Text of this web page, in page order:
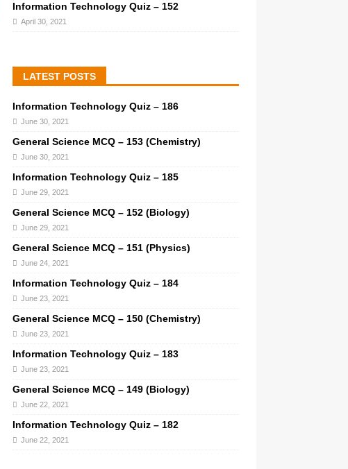
Information Technology Quiz – 152
April 30, 2021
LATEST POSTS
Information Technology Quiz – 186
June 30, 2021
General Science MCQ – 153 (Chemistry)
June 30, 2021
Information Technology Quiz – 185
June 29, 2021
General Science MCQ – 152 (Biology)
June 29, 2021
General Science MCQ – 151 (Physics)
June 24, 2021
Information Technology Quiz – 184
June 23, 2021
General Science MCQ – 150 (Chemistry)
June 23, 2021
Information Technology Quiz – 183
June 23, 2021
General Science MCQ – 149 (Biology)
June 22, 2021
Information Technology Quiz – 182
June 22, 2021